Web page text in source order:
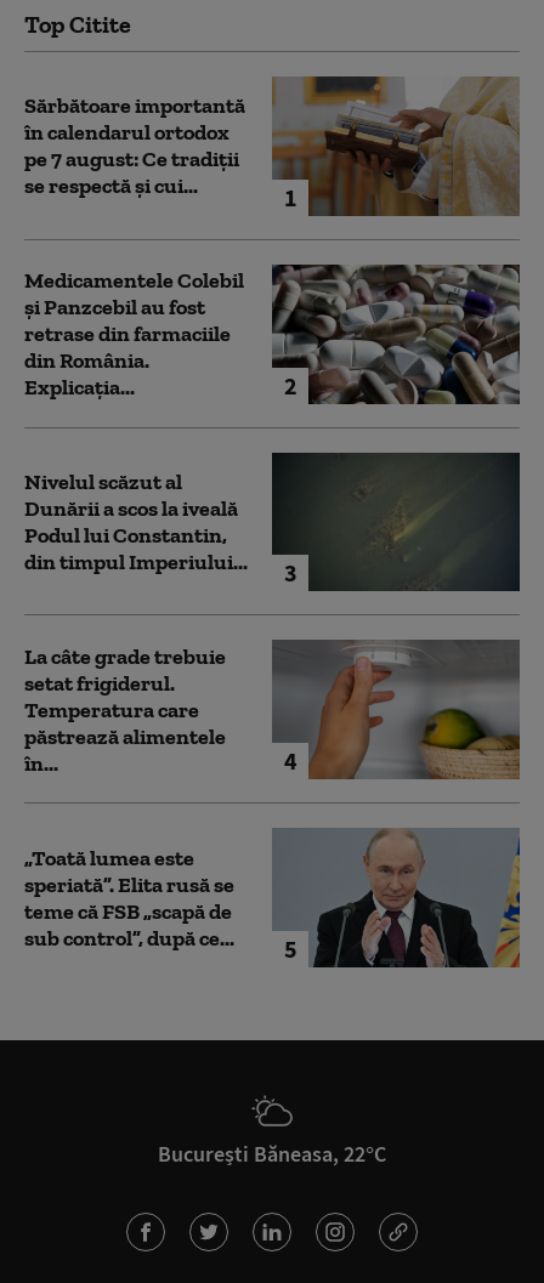
Top Citite
1
Sărbătoare importantă
în calendarul ortodox
pe 7 august: Ce tradiții
se respectă și cui...
2
Medicamentele Colebil
și Panzcebil au fost
retrase din farmaciile
din România.
Explicația...
3
Nivelul scăzut al
Dunării a scos la iveală
Podul lui Constantin,
din timpul Imperiului...
4
La câte grade trebuie
setat frigiderul.
Temperatura care
păstrează alimentele
în...
5
„Toată lumea este
speriată”. Elita rusă se
teme că FSB „scapă de
sub control”, după ce...
București Băneasa, 22°C